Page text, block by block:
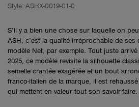
Style: ASHX-0019-01-0
S’il y a bien une chose sur laquelle on
ASH, c’est la qualité irréprochable de ses
modèle Net, par exemple. Tout juste
2025, ce modèle revisite la silhouette
semelle crantée exagérée et un bout
franco-italien de la marque, il est
qui mettent en valeur tout son savoir-faire.